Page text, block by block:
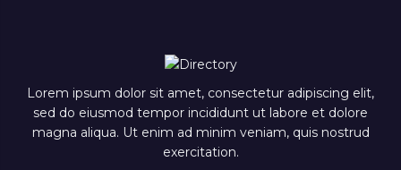
Lorem ipsum dolor sit amet, consectetur adipiscing elit,
sed do eiusmod tempor incididunt ut labore et dolore
magna aliqua. Ut enim ad minim veniam, quis nostrud
exercitation.